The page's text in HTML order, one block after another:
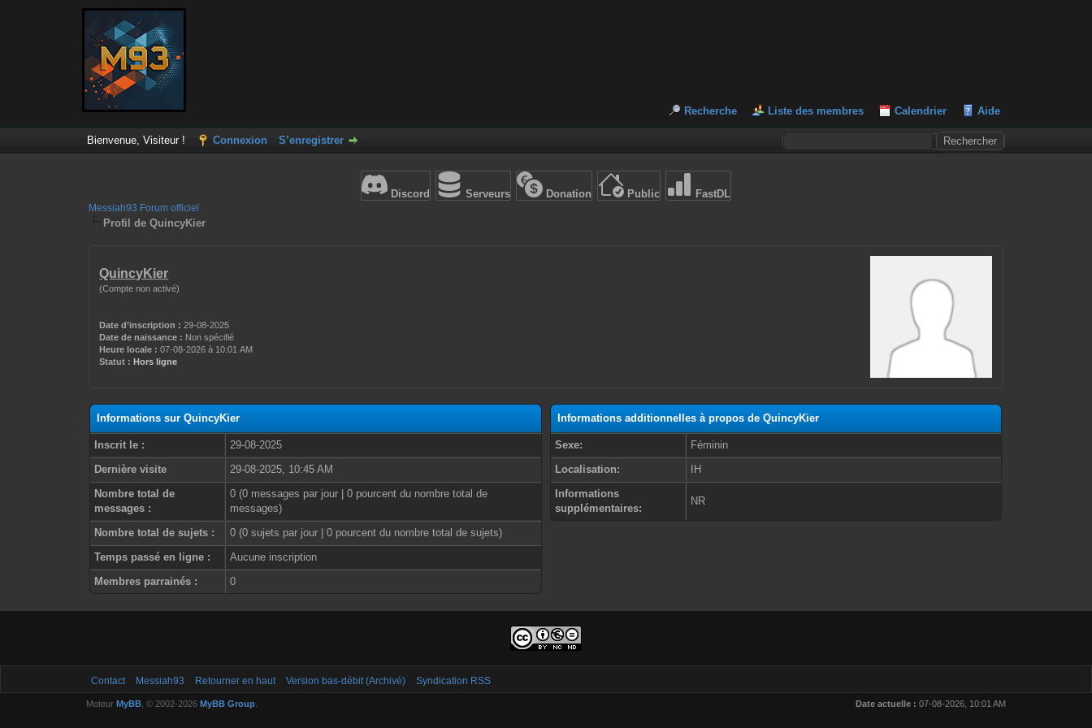
Recherche Liste des membres Calendrier Aide
Bienvenue, Visiteur ! Connexion S’enregistrer
Discord Serveurs Donation Public FastDL
Messiah93 Forum officiel
Profil de QuincyKier
QuincyKier
(Compte non activé)
Date d’inscription : 29-08-2025
Date de naissance : Non spécifié
Heure locale : 07-08-2026 à 10:01 AM
Statut : Hors ligne
Informations sur QuincyKier
Inscrit le :
29-08-2025
Dernière visite
29-08-2025, 10:45 AM
Nombre total de
messages :
0 (0 messages par jour | 0 pourcent du nombre total de
messages)
Nombre total de sujets :
0 (0 sujets par jour | 0 pourcent du nombre total de sujets)
Temps passé en ligne :
Aucune inscription
Membres parrainés :
0
Informations additionnelles à propos de QuincyKier
Sexe:
Féminin
Localisation:
IH
Informations
supplémentaires:
NR
Contact Messiah93 Retourner en haut Version bas-débit (Archivé) Syndication RSS
Date actuelle : 07-08-2026, 10:01 AM
Moteur MyBB, © 2002-2026 MyBB Group.